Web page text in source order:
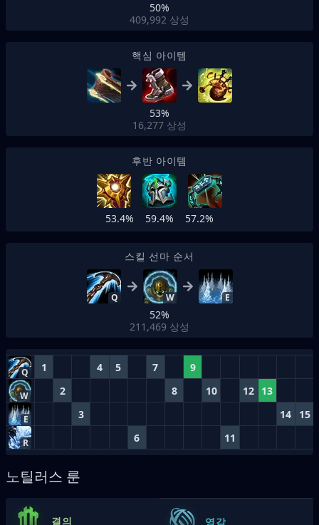
50%
409,992 상성
핵심 아이템
53%
16,277 상성
후반 아이템
53.4% 59.4% 57.2%
스킬 선마 순서
Q W E
52%
211,469 상성
Q 1 4 5 7 9
W 2 8 10 12 13
E 3 14 15
R 6 11
노틸러스 룬
결의 영감